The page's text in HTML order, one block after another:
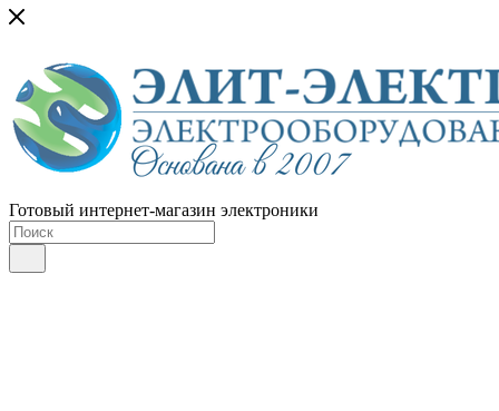
Готовый интернет-магазин электроники